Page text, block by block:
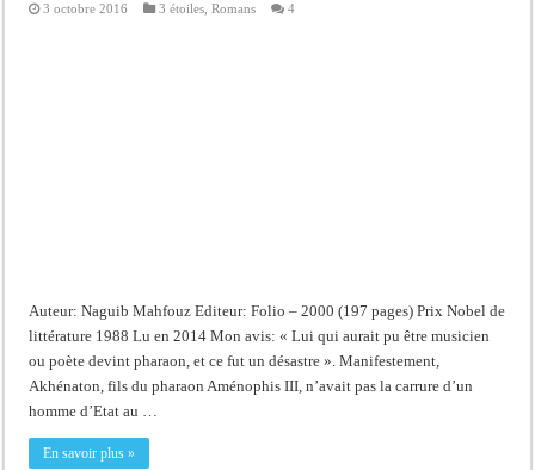
3 octobre 2016 3 étoiles ,Romans 4
Auteur: Naguib Mahfouz Editeur: Folio – 2000 (197 pages) Prix Nobel de
littérature 1988 Lu en 2014 Mon avis: « Lui qui aurait pu être musicien
ou poète devint pharaon, et ce fut un désastre ». Manifestement,
Akhénaton, fils du pharaon Aménophis III, n’avait pas la carrure d’un
homme d’Etat au …
En savoir plus »